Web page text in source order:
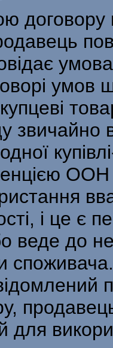
договору
звичайно
і це
веде до
для